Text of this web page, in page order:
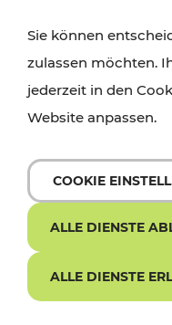
Sie können
zulassen möchten.
jederzeit in den
Website anpassen.
COOKIE
ALLE DIENSTE
ALLE DIENSTE